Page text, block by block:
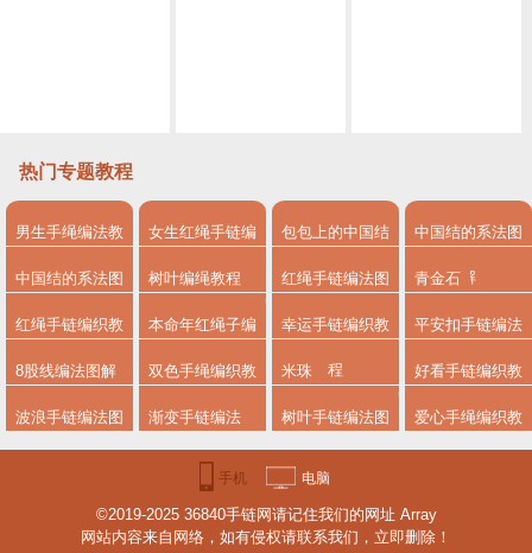
热门专题教程
男生手绳编法教
程
女生红绳手链编
法
包包上的中国结
系法图解
中国结的系法图
解
中国结的系法图
解，分享简单易
学的编绳入门制
作教程
树叶编绳教程 红绳手链编法图
解
青金石
红绳手链编织教
程
本命年红绳子编
法
幸运手链编织教
程
平安扣手链编法
8股线编法图解 双色手绳编织教
程
米珠 好看手链编织教
程图解
波浪手链编法图 渐变手链编法 树叶手链编法图 爱心手绳编织教
手机
版
电脑
版
©2019-2025 36840手链网请记住我们的网址 Array
网站内容来自网络，如有侵权请联系我们，立即删除！